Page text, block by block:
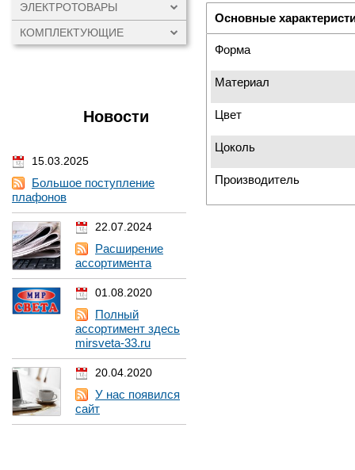
ЭЛЕКТРОТОВАРЫ
КОМПЛЕКТУЮЩИЕ
Новости
15.03.2025
Большое поступление
плафонов
22.07.2024
Расширение
ассортимента
01.08.2020
Полный
ассортимент здесь
mirsveta-33.ru
20.04.2020
У нас появился
сайт
Основные
Форма
Материал
Цвет
Цоколь
Производитель